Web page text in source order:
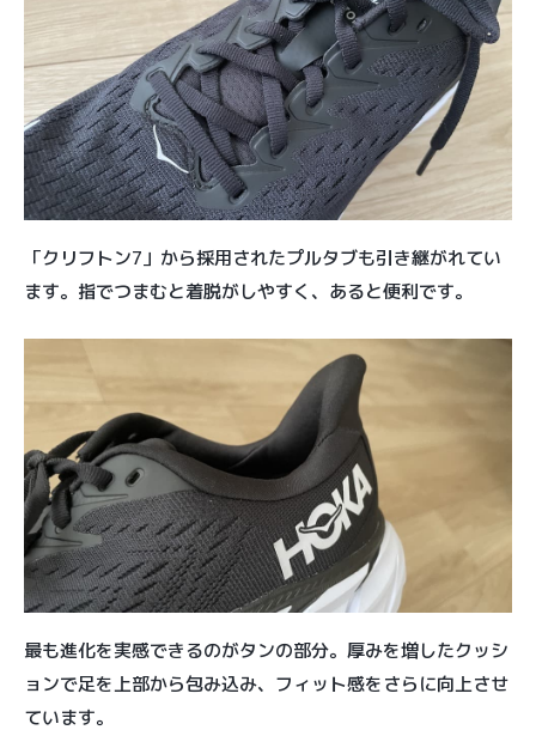
「クリフトン7」から採用されたプルタブも引き継がれてい
ます。指でつまむと着脱がしやすく、あると便利です。
最も進化を実感できるのがタンの部分。厚みを増したクッシ
ョンで足を上部から包み込み、フィット感をさらに向上させ
ています。